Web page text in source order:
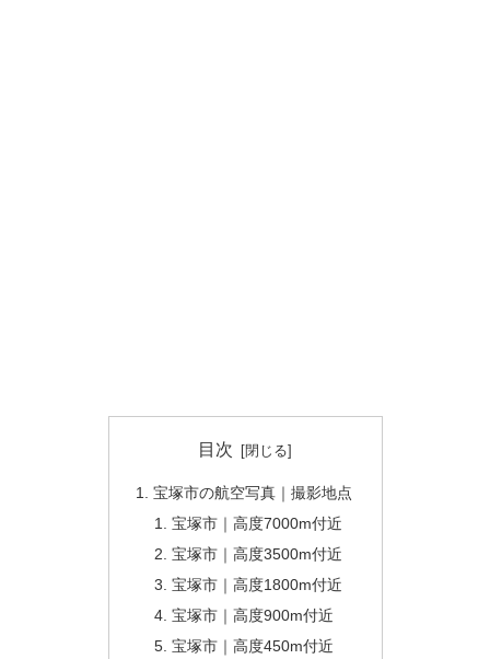
目次
宝塚市の航空写真｜撮影地点
宝塚市｜高度7000m付近
宝塚市｜高度3500m付近
宝塚市｜高度1800m付近
宝塚市｜高度900m付近
宝塚市｜高度450m付近